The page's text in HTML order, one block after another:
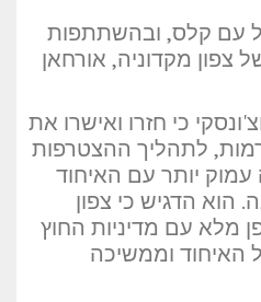
עם קלס, ובהשתתפות
צפון מקדוניה, אורחאן
כי חזרו ואישרו את
לתהליך ההצטרפות
עמוק יותר עם האיחוד
הוא הדגיש כי צפון
מלא עם מדיניות החוץ
האיחוד וממשיכה